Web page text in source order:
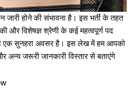
जारी होने की संभावना है। इस भर्ती के तहत
और विशेषज्ञ श्रेणी के कई महत्वपूर्ण पद
एक सुनहरा अवसर है। इस लेख में हम आपको
अन्य जरूरी जानकारी विस्तार से बताएंगे